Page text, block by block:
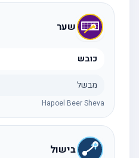
שער
כובש
מבשל
Hapoel Beer Sheva
בישול